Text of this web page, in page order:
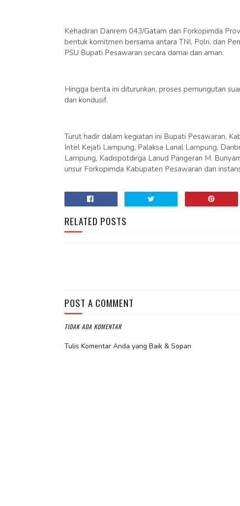
Kehadiran Danrem 043/Gatam dan Forkopimda
bentuk komitmen bersama antara TNI, Polri, dan
PSU Bupati Pesawaran secara damai dan aman.
Hingga berita ini diturunkan, proses pemungutan
dan kondusif.
Turut hadir dalam kegiatan ini Bupati Pesawaran,
Intel Kejati Lampung, Palaksa Lanal Lampung,
Lampung, Kadispotdirga Lanud Pangeran M.
unsur Forkopimda Kabupaten Pesawaran dan
RELATED POSTS
POST A COMMENT
TIDAK ADA KOMENTAR
Tulis Komentar Anda yang Baik & Sopan